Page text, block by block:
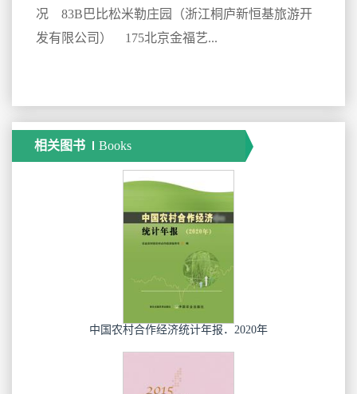
况 83B巴比松米勒庄园（浙江桐庐新恒基旅游开
发有限公司） 175北京金福艺...
相关图书 Books
中国农村合作经济统计年报．2020年